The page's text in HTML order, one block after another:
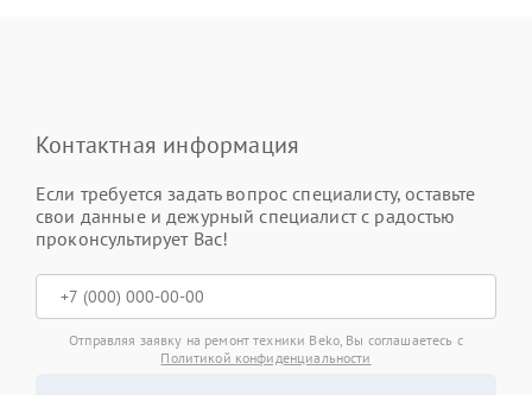
Контактная информация
Если требуется задать вопрос специалисту, оставьте
свои данные и дежурный специалист с радостью
проконсультирует Вас!
Отправляя заявку на ремонт техники Beko, Вы соглашаетесь с
Политикой конфиденциальности